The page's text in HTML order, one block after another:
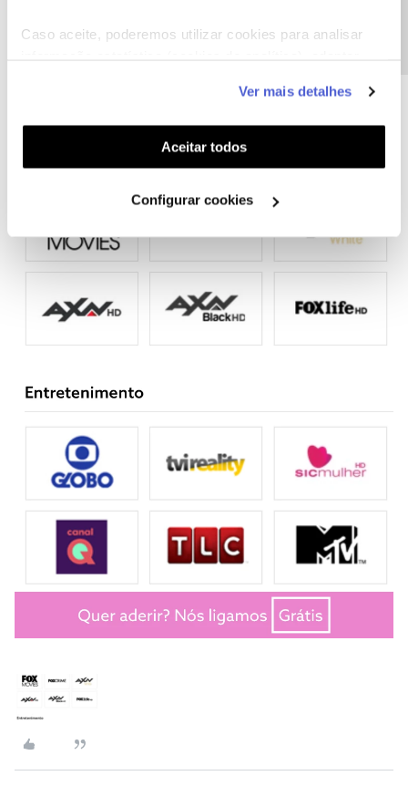
Caso aceite, poderemos utilizar cookies para analisar
funcionalidades (cookies de personalização e
funcionalidade) e adaptar anúncios aos seus interesses
(cookies de publicidade personalizada). Pode gerir a
utilização dos cookies clicando em "Configurar
Ver mais detalhes
Aceitar todos
Configurar cookies